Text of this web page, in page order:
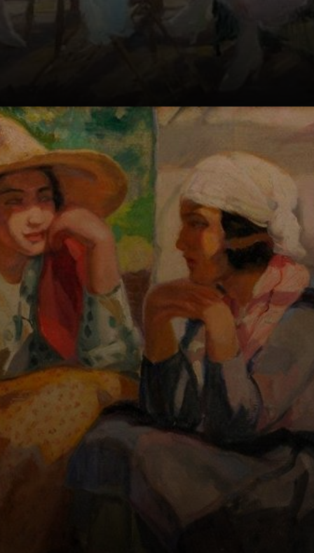
Georgina nasceu
em 1885 na cidade
de Taubaté, São
Paulo, e começou
a estudar pintura
com 15 anos.